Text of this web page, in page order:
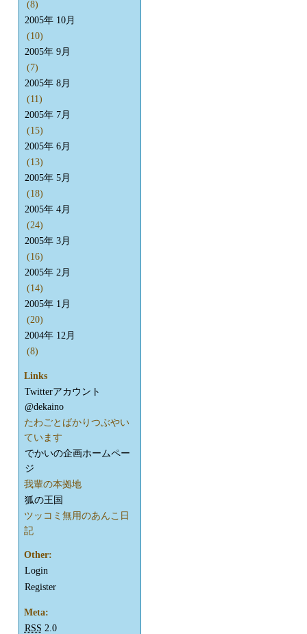
(8)
2005年 10月
(10)
2005年 9月
(7)
2005年 8月
(11)
2005年 7月
(15)
2005年 6月
(13)
2005年 5月
(18)
2005年 4月
(24)
2005年 3月
(16)
2005年 2月
(14)
2005年 1月
(20)
2004年 12月
(8)
Links
Twitterアカウント
@dekaino
たわごとばかりつぶやい
ています
でかいの企画ホームペー
ジ
我輩の本拠地
狐の王国
ツッコミ無用のあんこ日
記
Other:
Login
Register
Meta:
RSS 2.0